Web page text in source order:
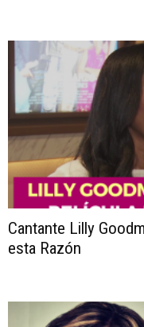
Cantante Lilly
esta Razón